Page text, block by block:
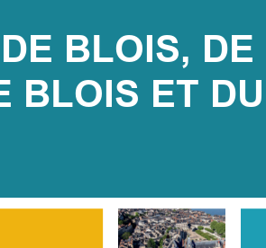
BLOIS,
BLOIS ET